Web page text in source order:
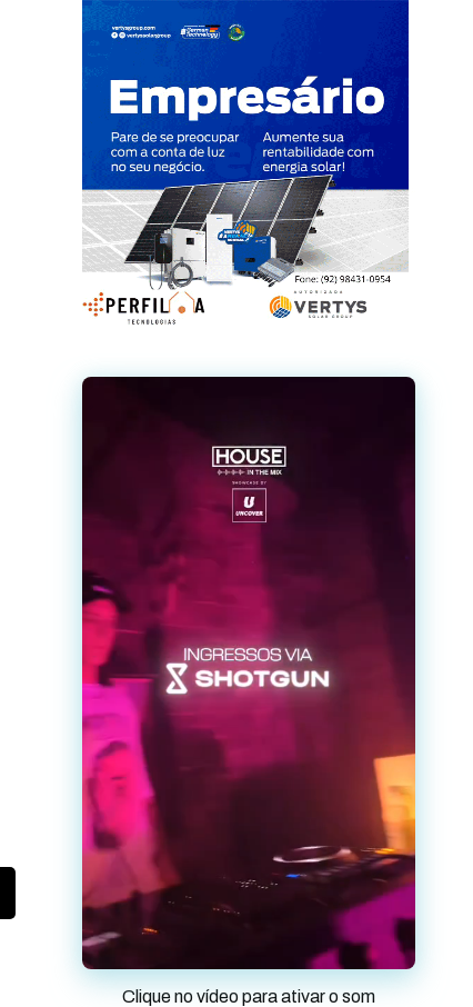
Clique no vídeo para ativar o som